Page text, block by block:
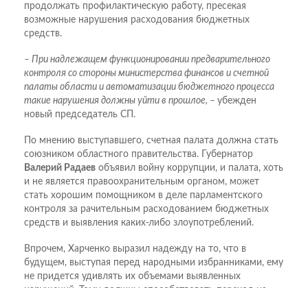
продолжать профилактическую работу, пресекая
возможные нарушения расходования бюджетных
средств.
– При надлежащем функционировании предварительного
контроля со стороны министерства финансов и счетной
палаты области и автоматизации бюджетного процесса
такие нарушения должны уйти в прошлое, – убежден
новый председатель СП.
По мнению выступавшего, счетная палата должна стать
союзником областного правительства. Губернатор
Валерий Радаев объявил войну коррупции, и палата, хоть
и не является правоохранительным органом, может
стать хорошим помощником в деле парламентского
контроля за рачительным расходованием бюджетных
средств и выявления каких-либо злоупотреблений.
Впрочем, Харченко выразил надежду на то, что в
будущем, выступая перед народными избранниками, ему
не придется удивлять их объемами выявленных